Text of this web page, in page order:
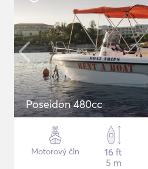
Poseidon 480cc
Motorový čln
16 ft
5 m